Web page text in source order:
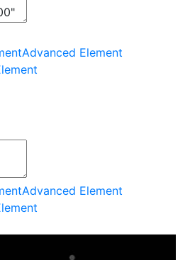
Advanced Element
Advanced Element